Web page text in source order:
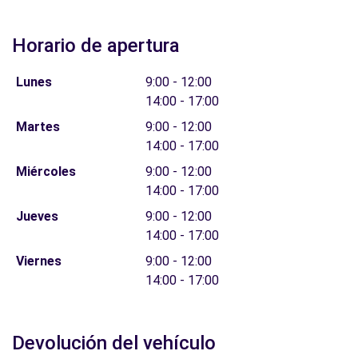
Horario de apertura
Lunes
9:00 - 12:00
14:00 - 17:00
Martes
9:00 - 12:00
14:00 - 17:00
Miércoles
9:00 - 12:00
14:00 - 17:00
Jueves
9:00 - 12:00
14:00 - 17:00
Viernes
9:00 - 12:00
14:00 - 17:00
Devolución del vehículo